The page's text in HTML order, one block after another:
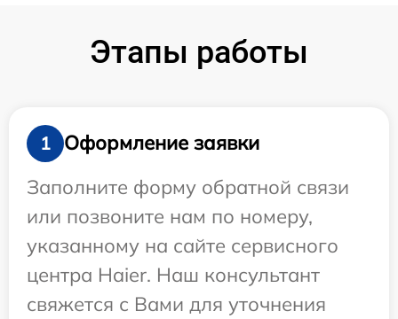
Этапы работы
1
Оформление заявки
Заполните форму обратной связи
или позвоните нам по номеру,
указанному на сайте сервисного
центра Haier. Наш консультант
свяжется с Вами для уточнения